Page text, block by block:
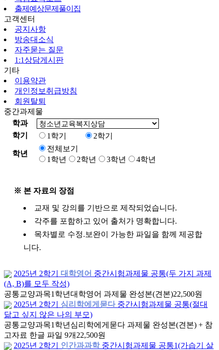
출제예상문제풀이집
고객센터
공지사항
방송대소식
자주묻는 질문
1:1상담게시판
기타
이용약관
개인정보취급방침
회원탈퇴
중간과제물
학과
학기
1학기 2학기
학년
전체보기
1학년
2학년 3학년 4학년
※ 본 자료의 장점
교재 및 강의를 기반으로 제작되었습니다.
각주를 포함하고 있어 출처가 명확합니다.
목차별로 수정.보완이 가능한 파일을 함께 제공합
니다.
2025년 2학기 대학영어 중간시험과제물 공통(두 가지 과제
(A, B)를 모두 작성)
공통교양과목1학년대학영어 과제물 완성본(견본)22,500원
2025년 2학기
심리학에게묻다 중간시험과제물 공통(절대
닮고 싶지 않은 나의 부모)
공통교양과목1학년 심리학에게묻다 과제물 완성본(견본) + 참
고자료 한글 파일 9개 22,500원
2025년 2학기
인간과과학 중간시험과제물 공통1(가습기 살